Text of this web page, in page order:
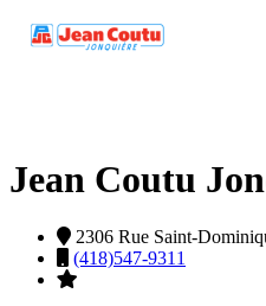
Jean Coutu
2306 Rue Saint-
(418)547-9311